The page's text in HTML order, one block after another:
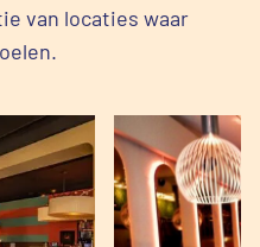
van locaties waar